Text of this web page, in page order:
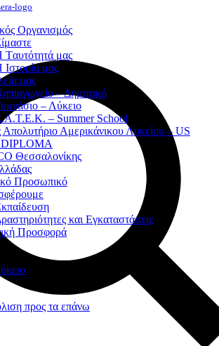
Οργανισμός
Tαυτότητά μας
Ιστορία μας
μας
– Δημοτικό
– Λύκειο
– Summer School
Απολυτήριο Αμερικάνικου Λυκείου – US
Θεσσαλονίκης
Προσωπικό
και Εγκαταστάσεις
Προσφορά
προς τα επάνω